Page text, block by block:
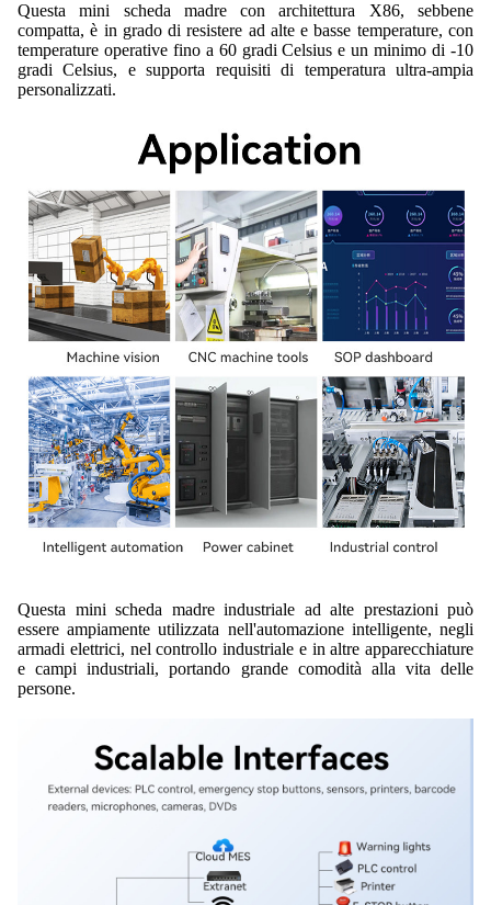
Questa mini scheda madre con architettura X86, sebbene
compatta, è in grado di resistere ad alte e basse temperature, con
temperature operative fino a 60 gradi Celsius e un minimo di -10
gradi Celsius, e supporta requisiti di temperatura ultra-ampia
personalizzati.
Questa mini scheda madre industriale ad alte prestazioni può
essere ampiamente utilizzata nell'automazione intelligente, negli
armadi elettrici, nel controllo industriale e in altre apparecchiature
e campi industriali, portando grande comodità alla vita delle
persone.